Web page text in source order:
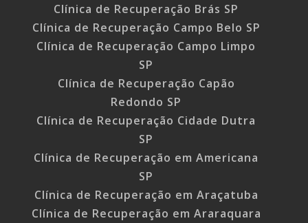
Clínica de Recuperação Brás SP
Clínica de Recuperação Campo Belo SP
Clínica de Recuperação Campo Limpo
SP
Clínica de Recuperação Capão
Redondo SP
Clínica de Recuperação Cidade Dutra
SP
Clínica de Recuperação em Americana
SP
Clínica de Recuperação em Araçatuba
Clínica de Recuperação em Araraquara